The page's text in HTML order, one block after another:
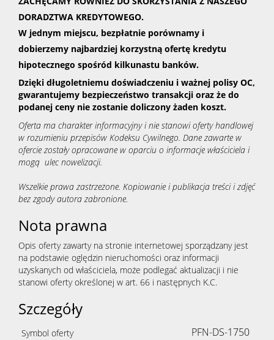
DORADZTWA KREDYTOWEGO.
W jednym miejscu, bezpłatnie porównamy i
dobierzemy najbardziej korzystną ofertę kredytu
hipotecznego spośród kilkunastu banków.
Dzięki długoletniemu doświadczeniu i ważnej polisy OC,
gwarantujemy bezpieczeństwo transakcji oraz że do
podanej ceny nie zostanie doliczony żaden koszt.
Oferta ma charakter informacyjny i nie stanowi oferty handlowej
w rozumieniu przepisów Kodeksu Cywilnego. Dane zawarte w
ofercie zostały opracowane w oparciu o informacje właściciela i
mogą ulec nowelizacji.
Wszelkie prawa zastrzeżone. Kopiowanie i publikacja treści i zdjęć
bez zgody autora zabronione.
Nota prawna
Opis oferty zawarty na stronie internetowej sporządzany jest
na podstawie oględzin nieruchomości oraz informacji
uzyskanych od właściciela, może podlegać aktualizacji i nie
stanowi oferty określonej w art. 66 i następnych K.C.
Szczegóły
Symbol oferty PFN-DS-1750